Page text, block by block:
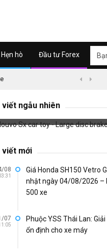
Hẹn hò Đầu tư Forex
 
viết ngẫu nhiên
Sx car toy - Large
viết mới
08
Giá Honda SH150 Vetro
nhật ngày 04/08/2026 –
500 xe
07
Phuộc YSS Thái Lan:
ổn định cho xe máy